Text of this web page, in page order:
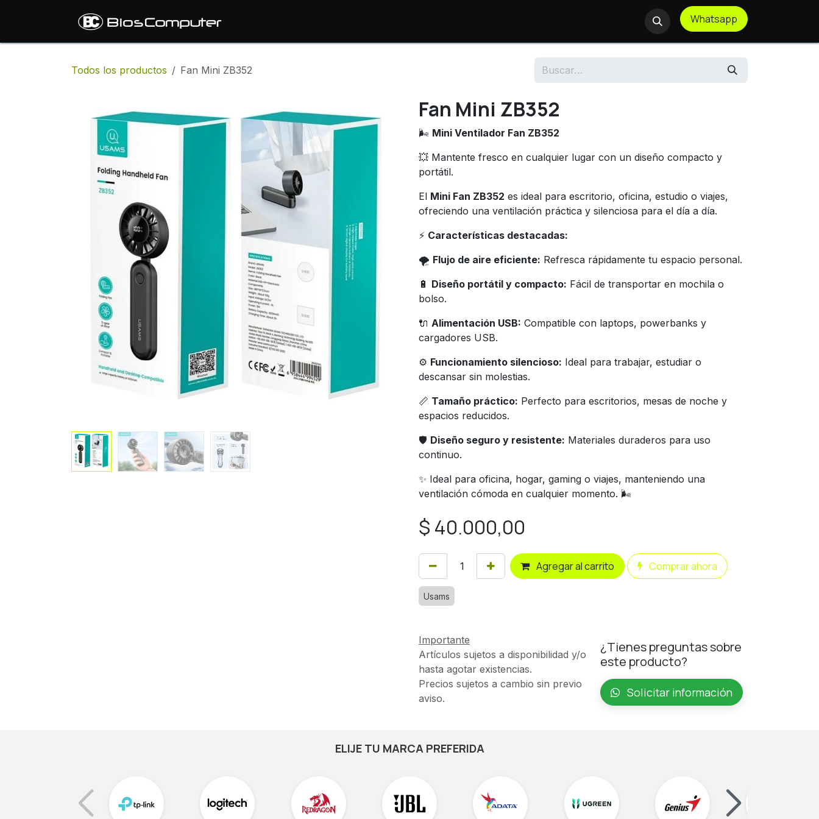
Whatsapp
Todos los productos Fan Mini ZB352
Fan Mini ZB352
🌬️ Mini Ventilador Fan ZB352
💥 Mantente fresco en cualquier lugar con un diseño compacto y
portátil.
El Mini Fan ZB352 es ideal para escritorio, oficina, estudio o viajes,
ofreciendo una ventilación práctica y silenciosa para el día a día.
⚡ Características destacadas:
🌪️ Flujo de aire eficiente: Refresca rápidamente tu espacio personal.
🔋 Diseño portátil y compacto: Fácil de transportar en mochila o
bolso.
🔌 Alimentación USB: Compatible con laptops, powerbanks y
cargadores USB.
⚙️ Funcionamiento silencioso: Ideal para trabajar, estudiar o
descansar sin molestias.
📏 Tamaño práctico: Perfecto para escritorios, mesas de noche y
espacios reducidos.
🛡️ Diseño seguro y resistente: Materiales duraderos para uso
continuo.
✨ Ideal para oficina, hogar, gaming o viajes, manteniendo una
ventilación cómoda en cualquier momento. 🌬️
$ 40.000,00
Agregar al carrito Comprar ahora
Usams
Importante
Artículos sujetos a disponibilidad y/o
hasta agotar existencias.
Precios sujetos a cambio sin previo
aviso.
¿Tienes preguntas sobre
este producto?
Solicitar información
ELIJE TU MARCA PREFERIDA